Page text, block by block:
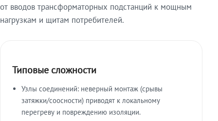
от вводов трансформаторных подстанций к мощным
нагрузкам и щитам потребителей.
Типовые сложности
Узлы соединений: неверный монтаж (срывы
затяжки/соосности) приводят к локальному
перегреву и повреждению изоляции.